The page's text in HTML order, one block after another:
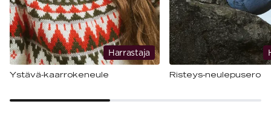
Harrastaja
Ystävä-kaarrokeneule Risteys-neulepusero